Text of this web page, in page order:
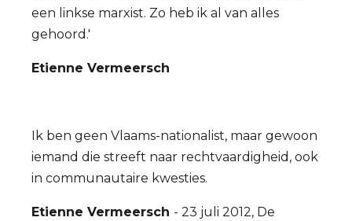
een linkse marxist. Zo heb ik al van alles
gehoord.'
Etienne Vermeersch
Ik ben geen Vlaams-nationalist, maar gewoon
iemand die streeft naar rechtvaardigheid, ook
in communautaire kwesties.
Etienne Vermeersch - 23 juli 2012, De